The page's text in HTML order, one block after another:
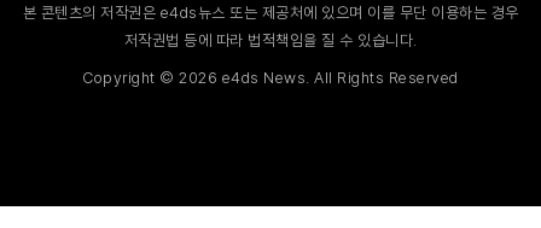
본 콘텐츠의 저작권은 e4ds뉴스 또는 제공처에 있으며 이를 무단 이용하는 경우
저작권법 등에 따라 법적책임을 질 수 있습니다.
Copyright ©2026 e4ds News. All Rights Reserved